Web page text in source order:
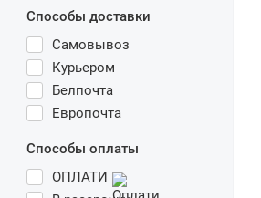
Способы доставки
Самовывоз
Курьером
Белпочта
Европочта
Способы оплаты
ОПЛАТИ